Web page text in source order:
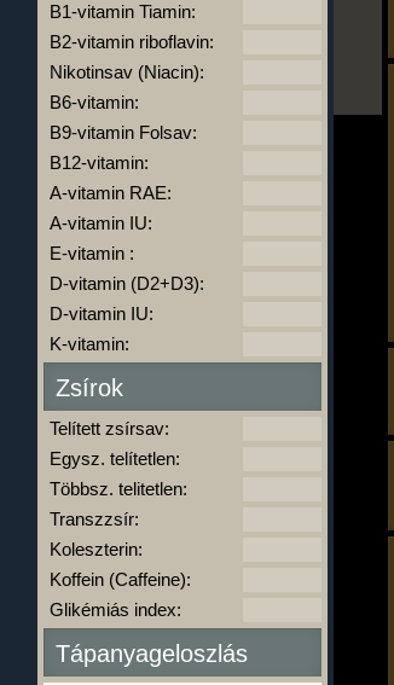
B1-vitamin Tiamin:
B2-vitamin riboflavin:
Nikotinsav (Niacin):
B6-vitamin:
B9-vitamin Folsav:
B12-vitamin:
A-vitamin RAE:
A-vitamin IU:
E-vitamin :
D-vitamin (D2+D3):
D-vitamin IU:
K-vitamin:
Zsírok
Telített zsírsav:
Egysz. telítetlen:
Többsz. telitetlen:
Transzzsír:
Koleszterin:
Koffein (Caffeine):
Glikémiás index:
Tápanyageloszlás